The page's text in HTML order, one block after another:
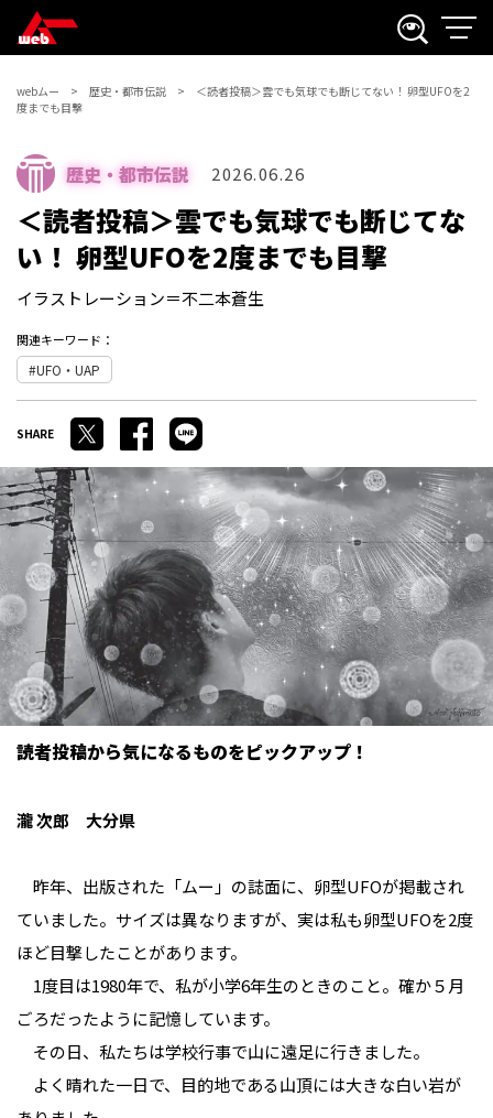
webムー 歴史・都市伝説
＜読者投稿＞雲でも気球でも断じてない！ 卵型UFOを2
度までも目撃
歴史・都市伝説 2026.06.26
＜読者投稿＞雲でも気球でも断じてな
い！ 卵型UFOを2度までも目撃
イラストレーション＝不二本蒼生
関連キーワード：
UFO・UAP
読者投稿から気になるものをピックアップ！
瀧 次郎 大分県
昨年、出版された「ムー」の誌面に、卵型UFOが掲載され
ていました。サイズは異なりますが、実は私も卵型UFOを2度
ほど目撃したことがあります。
1度目は1980年で、私が小学6年生のときのこと。確か５月
ごろだったように記憶しています。
その日、私たちは学校行事で山に遠足に行きました。
よく晴れた一日で、目的地である山頂には大きな白い岩が